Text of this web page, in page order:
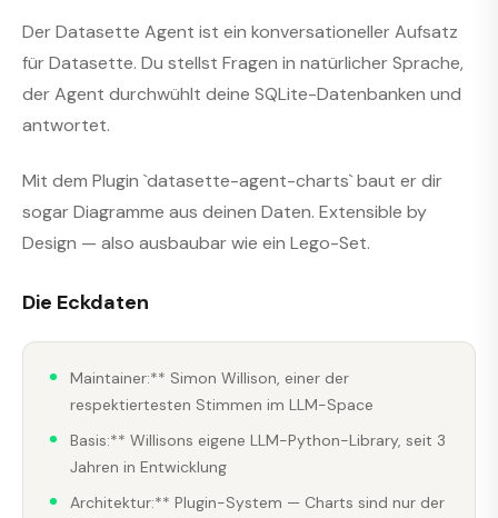
Der Datasette Agent ist ein konversationeller Aufsatz
für Datasette. Du stellst Fragen in natürlicher Sprache,
der Agent durchwühlt deine SQLite-Datenbanken und
antwortet.
Mit dem Plugin `datasette-agent-charts` baut er dir
sogar Diagramme aus deinen Daten. Extensible by
Design — also ausbaubar wie ein Lego-Set.
Die Eckdaten
Maintainer:** Simon Willison, einer der
respektiertesten Stimmen im LLM-Space
Basis:** Willisons eigene LLM-Python-Library, seit 3
Jahren in Entwicklung
Architektur:** Plugin-System — Charts sind nur der